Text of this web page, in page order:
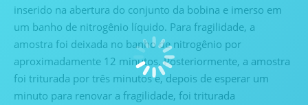
inserido na abertura do conjunto da bobina e imerso em
um banho de nitrogênio líquido. Para fragilidade, a
amostra foi deixada no banho de nitrogênio por
aproximadamente 12 minutos. Posteriormente, a amostra
foi triturada por três minutos e, depois de esperar um
minuto para renovar a fragilidade, foi triturada